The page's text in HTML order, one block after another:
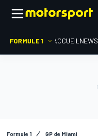
FORMULE 1 ACCUEIL NEWS
Formule 1 GP de Miami